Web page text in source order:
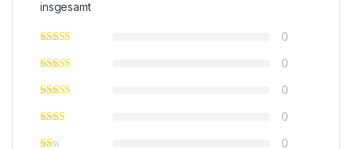
insgesamt
0
0
0
0
0